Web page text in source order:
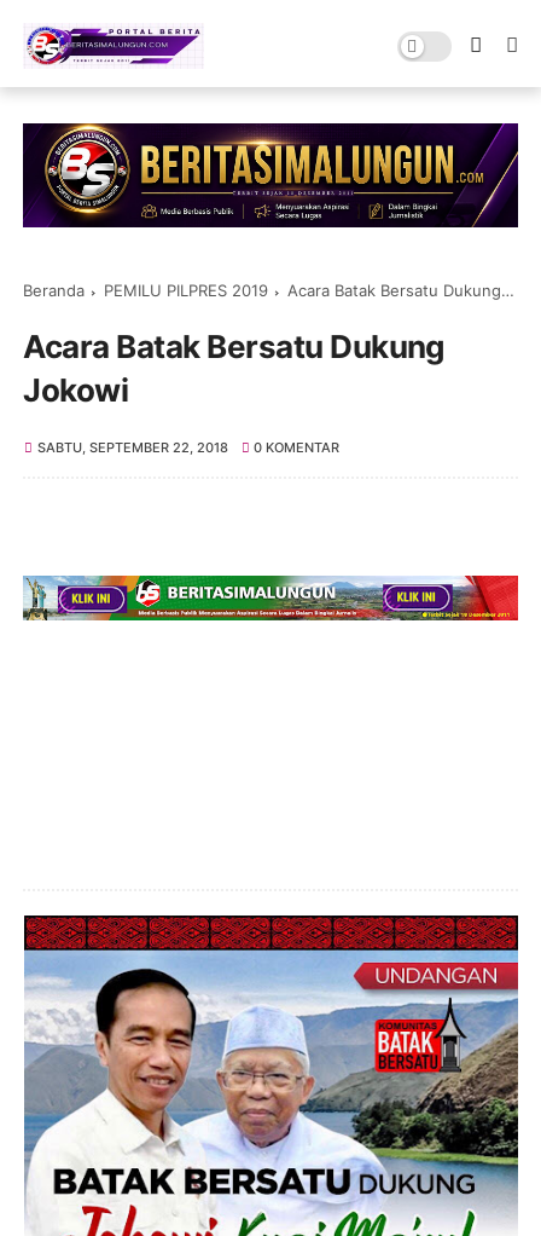
Beranda PEMILU PILPRES 2019 Acara Batak Bersatu Dukung Jokowi
Acara Batak Bersatu Dukung
Jokowi
SABTU, SEPTEMBER 22, 2018 0 KOMENTAR